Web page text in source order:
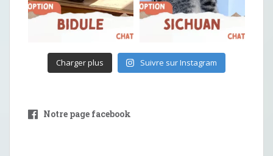
Charger plus Suivre sur Instagram
Notre page facebook